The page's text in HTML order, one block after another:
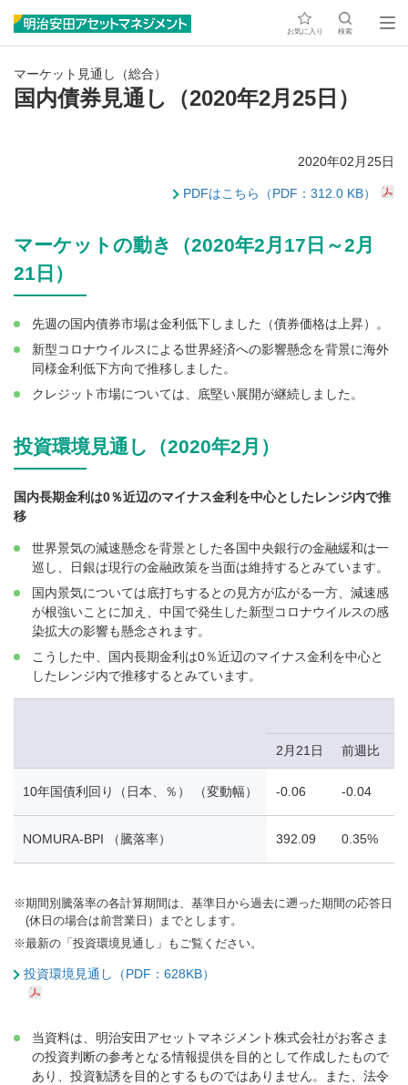
お気に入り 検索
マーケット見通し（総合）
国内債券見通し（2020年2月25日）
2020年02月25日
PDFはこちら（PDF：312.0 KB）
マーケットの動き（2020年2月17日～2月
21日）
先週の国内債券市場は金利低下しました（債券価格は上昇）。
新型コロナウイルスによる世界経済への影響懸念を背景に海外
同様金利低下方向で推移しました。
クレジット市場については、底堅い展開が継続しました。
投資環境見通し（2020年2月）
国内長期金利は0％近辺のマイナス金利を中心としたレンジ内で推
移
世界景気の減速懸念を背景とした各国中央銀行の金融緩和は一
巡し、日銀は現行の金融政策を当面は維持するとみています。
国内景気については底打ちするとの見方が広がる一方、減速感
が根強いことに加え、中国で発生した新型コロナウイルスの感
染拡大の影響も懸念されます。
こうした中、国内長期金利は0％近辺のマイナス金利を中心と
したレンジ内で推移するとみています。
2月21日 前週比
10年国債利回り（日本、％） （変動幅） -0.06 -0.04
NOMURA-BPI （騰落率） 392.09 0.35%
※期間別騰落率の各計算期間は、基準日から過去に遡った期間の応答日
(休日の場合は前営業日）までとします。
※最新の「投資環境見通し」もご覧ください。
投資環境見通し（PDF：628KB）
当資料は、明治安田アセットマネジメント株式会社がお客さま
の投資判断の参考となる情報提供を目的として作成したもので
あり、投資勧誘を目的とするものではありません。また、法令